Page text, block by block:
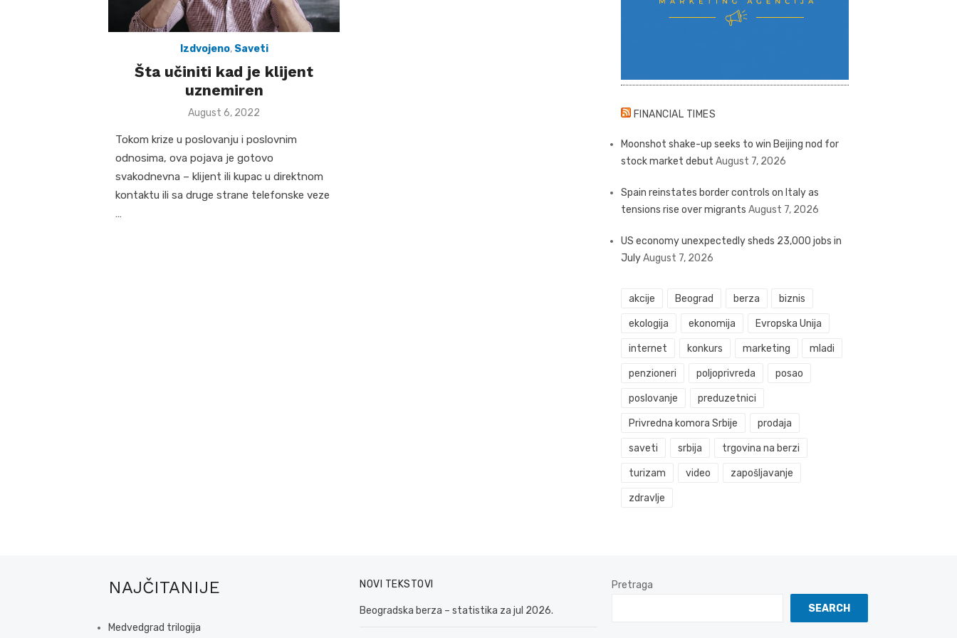
Izdvojeno, Saveti
Šta učiniti kad je klijent
uznemiren
Posted
August 6, 2022
Tokom krize u poslovanju i poslovnim
odnosima, ova pojava je gotovo
svakodnevna – klijent ili kupac u direktnom
kontaktu ili sa druge strane telefonske veze
…
FINANCIAL TIMES
Moonshot shake-up seeks to win Beijing nod for
stock market debut August 7, 2026
Spain reinstates border controls on Italy as
tensions rise over migrants August 7, 2026
US economy unexpectedly sheds 23,000 jobs in
JulyAugust 7, 2026
akcije Beograd berza biznis
ekologija ekonomija Evropska Unija
internet konkurs marketing mladi
penzioneri poljoprivreda posao
poslovanje preduzetnici
Privredna komora Srbije prodaja
saveti srbija trgovina na berzi
turizam video zapošljavanje
zdravlje
NAJČITANIJE
Medvedgrad trilogija
NOVI TEKSTOVI
Beogradska berza – statistika za jul 2026.
Pretraga
SEARCH